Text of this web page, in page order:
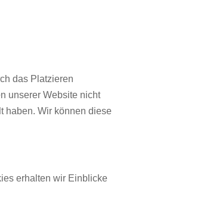
das Platzieren
unserer Website nicht
haben. Wir können diese
erhalten wir Einblicke